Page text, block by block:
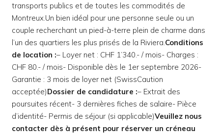
transports publics et de toutes les commodités de
Montreux.Un bien idéal pour une personne seule ou un
couple recherchant un pied-à-terre plein de charme dans
l’un des quartiers les plus prisés de la Riviera. Conditions
de location :– Loyer net : CHF 1’340.- / mois- Charges :
CHF 80.- / mois- Disponible dès le 1er septembre 2026-
Garantie : 3 mois de loyer net (SwissCaution
acceptée)Dossier de candidature :– Extrait des
poursuites récent- 3 dernières fiches de salaire- Pièce
d’identité- Permis de séjour (si applicable)Veuillez nous
contacter dès à présent pour réserver un créneau